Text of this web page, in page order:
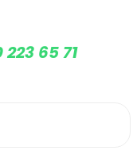
65 71